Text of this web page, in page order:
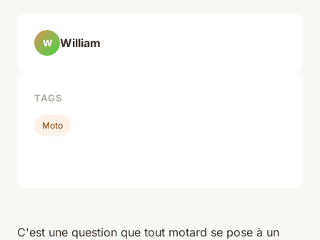
C'est une question que tout motard se pose à un
W William
TAGS
Moto